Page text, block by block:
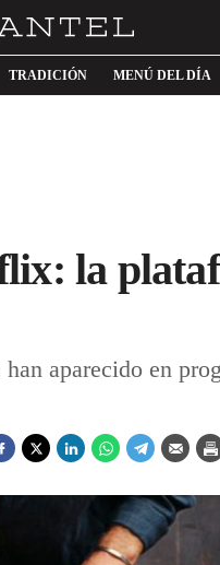
TRADICIÓN MENÚ DEL DÍA
la
aparecido en